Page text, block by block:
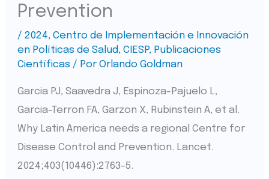
Prevention
/2024,Centro de Implementación e Innovación
en Políticas de Salud,CIESP, Publicaciones
Científicas / PorOrlando Goldman
Garcia PJ, Saavedra J, Espinoza-Pajuelo L,
Garcia-Terron FA, Garzon X, Rubinstein A, et al.
Why Latin America needs a regional Centre for
Disease Control and Prevention. Lancet.
2024;403(10446):2763-5.